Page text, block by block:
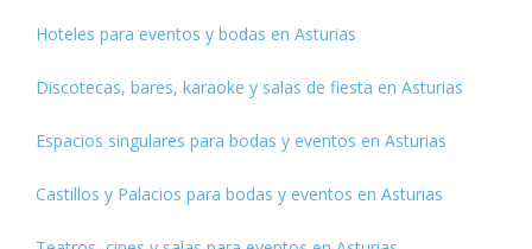
Hoteles para eventos y bodas en Asturias
Discotecas, bares, karaoke y salas de fiesta en Asturias
Espacios singulares para bodas y eventos en Asturias
Castillos y Palacios para bodas y eventos en Asturias